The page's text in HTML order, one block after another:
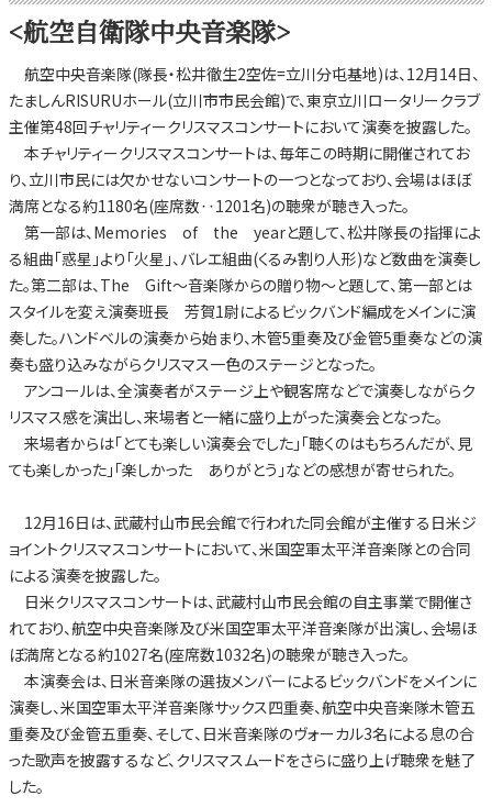
<航空自衛隊中央音楽隊>
航空中央音楽隊(隊長・松井徹生2空佐=立川分屯基地)は、12月14日、
たましんRISURUホール(立川市市民会館)で、東京立川ロータリークラブ
主催第48回チャリティークリスマスコンサートにおいて演奏を披露した。
本チャリティークリスマスコンサートは、毎年この時期に開催されてお
り、立川市民には欠かせないコンサートの一つとなっており、会場はほぼ
満席となる約1180名(座席数‥1201名)の聴衆が聴き入った。
第一部は、Memories of the yearと題して、松井隊長の指揮によ
る組曲「惑星」より「火星」、バレエ組曲(くるみ割り人形)など数曲を演奏し
た。第二部は、The Gift～音楽隊からの贈り物～と題して、第一部とは
スタイルを変え演奏班長 芳賀1尉によるビックバンド編成をメインに演
奏した。ハンドベルの演奏から始まり、木管5重奏及び金管5重奏などの演
奏も盛り込みながらクリスマス一色のステージとなった。
アンコールは、全演奏者がステージ上や観客席などで演奏しながらク
リスマス感を演出し、来場者と一緒に盛り上がった演奏会となった。
来場者からは「とても楽しい演奏会でした」「聴くのはもちろんだが、見
ても楽しかった」「楽しかった ありがとう」などの感想が寄せられた。
12月16日は、武蔵村山市民会館で行われた同会館が主催する日米ジ
ョイントクリスマスコンサートにおいて、米国空軍太平洋音楽隊との合同
による演奏を披露した。
日米クリスマスコンサートは、武蔵村山市民会館の自主事業で開催さ
れており、航空中央音楽隊及び米国空軍太平洋音楽隊が出演し、会場ほ
ぼ満席となる約1027名(座席数1032名)の聴衆が聴き入った。
本演奏会は、日米音楽隊の選抜メンバーによるビックバンドをメインに
演奏し、米国空軍太平洋音楽隊サックス四重奏、航空中央音楽隊木管五
重奏及び金管五重奏、そして、日米音楽隊のヴォーカル3名による息の合
った歌声を披露するなど、クリスマスムードをさらに盛り上げ聴衆を魅了
した。